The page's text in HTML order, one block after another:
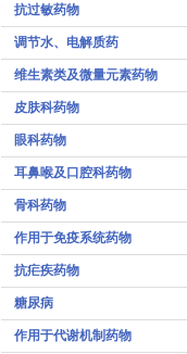
抗过敏药物
调节水、电解质药
维生素类及微量元素药物
皮肤科药物
眼科药物
耳鼻喉及口腔科药物
骨科药物
作用于免疫系统药物
抗疟疾药物
糖尿病
作用于代谢机制药物